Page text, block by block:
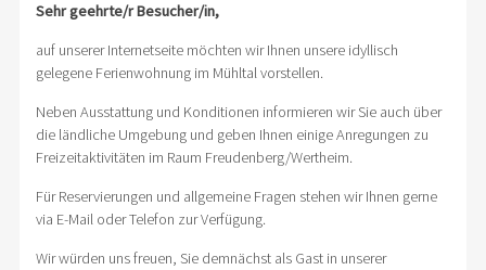
Sehr geehrte/r Besucher/in,
auf unserer Internetseite möchten wir Ihnen unsere idyllisch
gelegene Ferienwohnung im Mühltal vorstellen.
Neben Ausstattung und Konditionen informieren wir Sie auch über
die ländliche Umgebung und geben Ihnen einige Anregungen zu
Freizeitaktivitäten im Raum Freudenberg/Wertheim.
Für Reservierungen und allgemeine Fragen stehen wir Ihnen gerne
via E-Mail oder Telefon zur Verfügung.
Wir würden uns freuen, Sie demnächst als Gast in unserer